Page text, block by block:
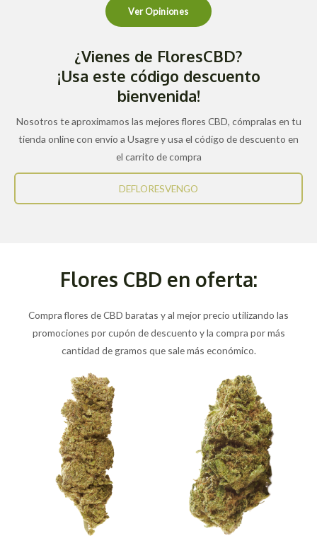
Ver Opiniones
¿Vienes de FloresCBD?
¡Usa este código descuento
bienvenida!
Nosotros te aproximamos las mejores flores CBD, cómpralas en tu
tienda online con envío a Usagre y usa el código de descuento en
el carrito de compra
DEFLORESVENGO
Flores CBD en oferta:
Compra flores de CBD baratas y al mejor precio utilizando las
promociones por cupón de descuento y la compra por más
cantidad de gramos que sale más económico.